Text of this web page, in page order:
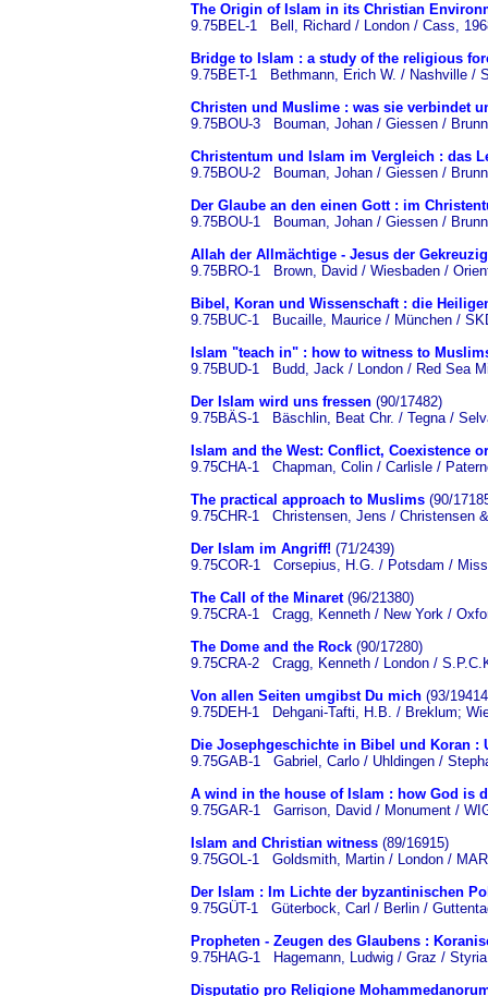
The Origin of Islam in its Christian
9.75BEL-1 Bell, Richard / London / Cass,
Bridge to Islam : a study of the religious
9.75BET-1 Bethmann, Erich W. / Nashville /
Christen und Muslime : was sie verbindet
9.75BOU-3 Bouman, Johan / Giessen /
Christentum und Islam im Vergleich : das
9.75BOU-2 Bouman, Johan / Giessen /
Der Glaube an den einen Gott : im
9.75BOU-1 Bouman, Johan / Giessen /
Allah der Allmächtige - Jesus der
9.75BRO-1 Brown, David / Wiesbaden /
Bibel, Koran und Wissenschaft : die
9.75BUC-1 Bucaille, Maurice / München /
Islam "teach in" : how to witness to
9.75BUD-1 Budd, Jack / London / Red Sea
Der Islam wird uns fressen (90/17482)
9.75BÄS-1 Bäschlin, Beat Chr. / Tegna /
Islam and the West: Conflict, Coexistence
9.75CHA-1 Chapman, Colin / Carlisle /
The practical approach to Muslims (90/
9.75CHR-1 Christensen, Jens / Christensen
Der Islam im Angriff! (71/2439)
9.75COR-1 Corsepius, H.G. / Potsdam /
The Call of the Minaret(96/21380)
9.75CRA-1 Cragg, Kenneth / New York /
The Dome and the Rock (90/17280)
9.75CRA-2 Cragg, Kenneth / London /
Von allen Seiten umgibst Du mich (93/
9.75DEH-1 Dehgani-Tafti, H.B. / Breklum;
Die Josephgeschichte in Bibel und Koran :
9.75GAB-1 Gabriel, Carlo / Uhldingen /
A wind in the house of Islam : how God is
9.75GAR-1 Garrison, David / Monument /
Islam and Christian witness (89/16915)
9.75GOL-1 Goldsmith, Martin / London /
Der Islam : Im Lichte der byzantinischen
9.75GÜT-1 Güterbock, Carl / Berlin /
Propheten - Zeugen des Glaubens :
9.75HAG-1 Hagemann, Ludwig / Graz /
Disputatio pro Religione